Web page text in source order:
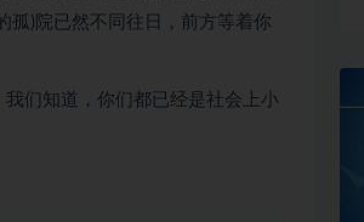
孤)院已然不同往日，前方等着你
们知道，你们都已经是社会上小